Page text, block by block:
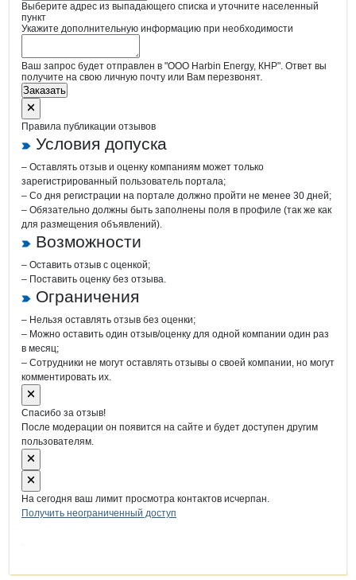
Выберите адрес из выпадающего списка и уточните населенный
пункт
Укажите дополнительную информацию при необходимости
Ваш запрос будет отправлен в "ООО Harbin Energy, КНР". Ответ вы
получите на свою личную почту или Вам перезвонят.
Заказать
Правила публикации отзывов
Условия допуска
– Оставлять отзыв и оценку компаниям может только
зарегистрированный пользователь портала;
– Со дня регистрации на портале должно пройти не менее 30 дней;
– Обязательно должны быть заполнены поля в профиле (так же как
для размещения объявлений).
Возможности
– Оставить отзыв с оценкой;
– Поставить оценку без отзыва.
Ограничения
– Нельзя оставлять отзыв без оценки;
– Можно оставить один отзыв/оценку для одной компании один раз
в месяц;
– Сотрудники не могут оставлять отзывы о своей компании, но могут
комментировать их.
Спасибо за отзыв!
После модерации он появится на сайте и будет доступен другим
пользователям.
На сегодня ваш лимит просмотра контактов исчерпан.
Получить неограниченный доступ